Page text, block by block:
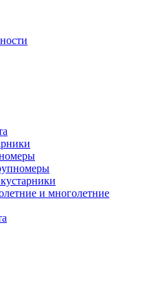
и многолетние